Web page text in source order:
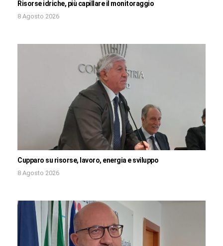
Risorse idriche, più capillare il monitoraggio
8 Agosto 2026
Cupparo su risorse, lavoro, energia e sviluppo
8 Agosto 2026